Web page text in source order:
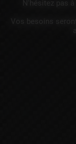
N'hésitez pas
Vos besoins